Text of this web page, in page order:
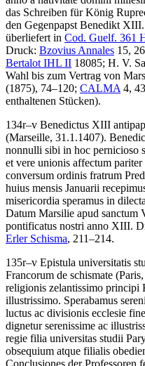
das Schreiben für König
den Gegenpapst Benedikt
überliefert in Cod. Guelf. 361
Druck: Bzovius Annales 15,
Bertalot IHL II 18085; H. V.
Wahl bis zum Vertrag von
(1875), 74–120; CALMA 4,
enthaltenen Stücken).
134r–v Benedictus XIII
(Marseille, 31.1.1407).
nonnulli sibi in hoc pernicioso
et vere unionis affectum
conversum ordinis fratrum
huius mensis Januarii
misericordia speramus in
Datum Marsilie apud sanctum
pontificatus nostri anno XIII.
Erler Schisma, 211–214.
135r–v Epistula universitatis
Francorum de schismate
religionis zelantissimo principi
illustrissimo. Sperabamus
luctus ac divisionis ecclesie
dignetur serenissime ac
regie filia universitas studii
obsequium atque filialis
Conclusiones der Professoren